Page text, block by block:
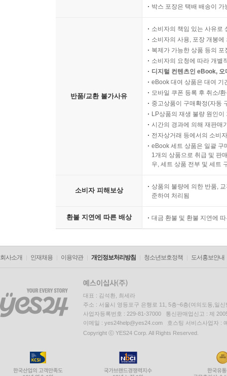
박스 포장은 택배 배송이
반품/교환 불가사유
소비자의 책임 있는 사유로
소비자의 사용, 포장 개봉
복제가 가능한 상품 등의
소비자의 요청에 따라 개별
디지털 컨텐츠인 eBook,
eBook 대여 상품은 대여 기
모바일 쿠폰 등록 후 취소/
중고상품이 구매확정(자동
LP상품의 재생 불량 원인
시간의 경과에 의해 재판매
전자상거래 등에서의 소비
eBook 세트 상품은 일괄 구
1개의 상품으로 취급 및 판
우, 세트 상품 전부 및 세트
소비자 피해보상
상품의 불량에 의한 반품,
준하여 처리됨
환불 지연에 따른 배상 대금 환불 및 환불 지연에
회사소개 인재채용 이용약관 개인정보처리방침 청소년보호정책 도서홍보안내
대표 : 김석환, 최세라
주소 : 서울시 영등포구 은행로 11, 5층~6층(여의도동,일신
사업자등록번호 : 229-81-37000 통신판매업신고 : 제
이메일 : yes24help@yes24.com 호스팅 서비스사업자 :
Copyright ⓒ YES24 Corp. All Rights Reserved.